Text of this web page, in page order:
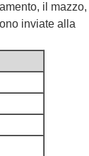
il mazzo,
inviate alla